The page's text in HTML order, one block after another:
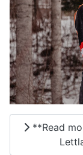
**Read